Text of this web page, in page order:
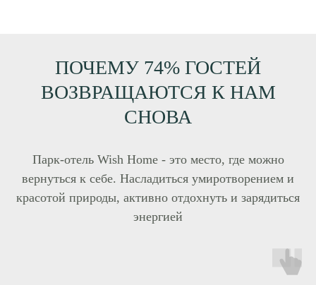
ПОЧЕМУ 74% ГОСТЕЙ
ВОЗВРАЩАЮТСЯ К НАМ
СНОВА
Парк-отель Wish Home - это место, где можно
вернуться к себе. Насладиться умиротворением и
красотой природы, активно отдохнуть и зарядиться
энергией